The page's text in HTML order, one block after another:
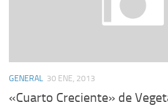
GENERAL 30 ENE, 2013
«Cuarto Creciente» de